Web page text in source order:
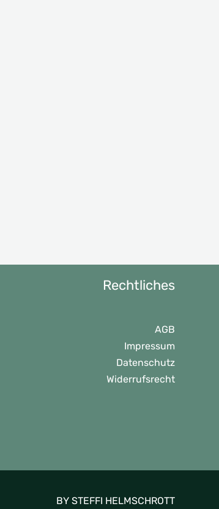
Rechtliches
AGB
Impressum
Datenschutz
Widerrufsrecht
BY STEFFI HELMSCHROTT